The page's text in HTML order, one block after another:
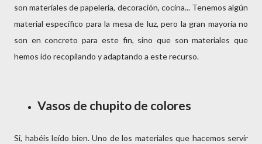
son materiales de papelería, decoración, cocina... Tenemos algún
material específico para la mesa de luz, pero la gran mayoría no
son en concreto para este fin, sino que son materiales que
hemos ido recopilando y adaptando a este recurso.
Vasos de chupito de colores
Si, habéis leído bien. Uno de los materiales que hacemos servir